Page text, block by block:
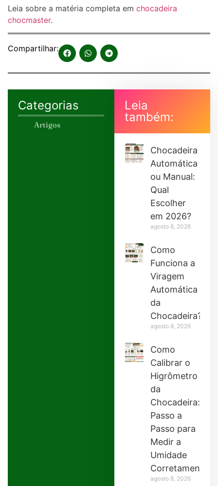
Leia sobre a matéria completa em chocadeira
chocmaster.
Compartilhar:
Categorias
Artigos
Leia
também:
Chocadeira
Automática
ou Manual:
Qual
Escolher
em 2026?
agosto 8, 2026
Como
Funciona a
Viragem
Automática
da
Chocadeira?
agosto 8, 2026
Como
Calibrar o
Higrômetro
da
Chocadeira:
Passo a
Passo para
Medir a
Umidade
Corretamente
agosto 8, 2026